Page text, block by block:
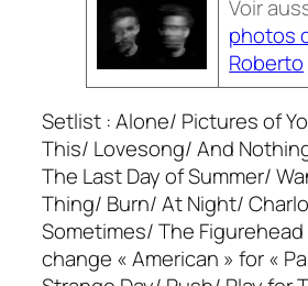
Voir
photos
Roberto
Setlist : Alone/ Pictures of
This/ Lovesong/ And
The Last Day of Summer/
Thing/ Burn/ At Night/
Sometimes/ The
change « American » for «